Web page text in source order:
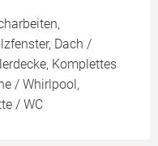
Dach /
Komplettes
/ Whirlpool,
/ WC